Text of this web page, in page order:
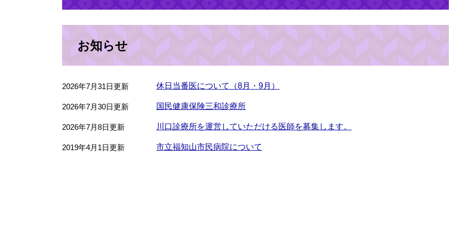
お知らせ
2026年7月31日更新 休日当番医について（8月・9月）
2026年7月30日更新 国民健康保険三和診療所
2026年7月8日更新 川口診療所を運営していただける医師を募集します。
2019年4月1日更新 市立福知山市民病院について